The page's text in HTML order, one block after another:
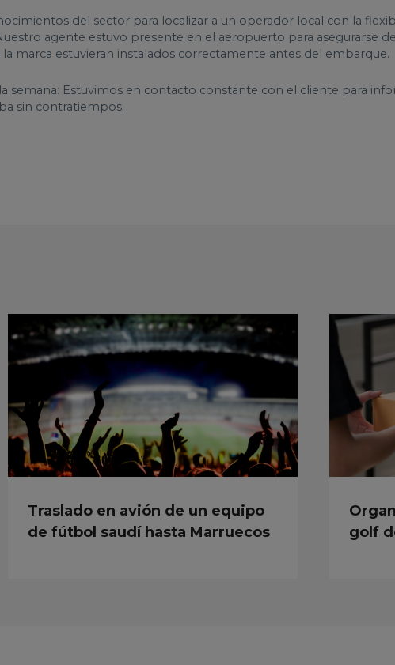
del sector para localizar a un operador local con la
agente estuvo presente en el aeropuerto para asegurarse
marca estuvieran instalados correctamente antes del embarque.
semana: Estuvimos en contacto constante con el cliente para
sin contratiempos.
Traslado en avión de un equipo
de fútbol saudí hasta Marruecos
golf